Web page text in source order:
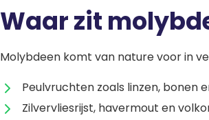
Waar zit
Molybdeen komt van nature voor in
Peulvruchten zoals linzen, bonen
Zilvervliesrijst, havermout en